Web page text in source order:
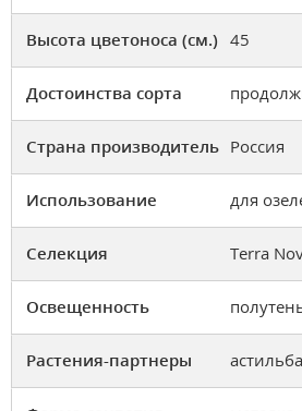
Высота цветоноса (см.) 45
Достоинства сорта
Страна производитель Россия
Использование для
Селекция Terra
Освещенность
Растения-партнеры